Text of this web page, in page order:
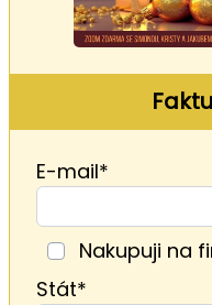
E-mail*
Nakupuji na
Stát*